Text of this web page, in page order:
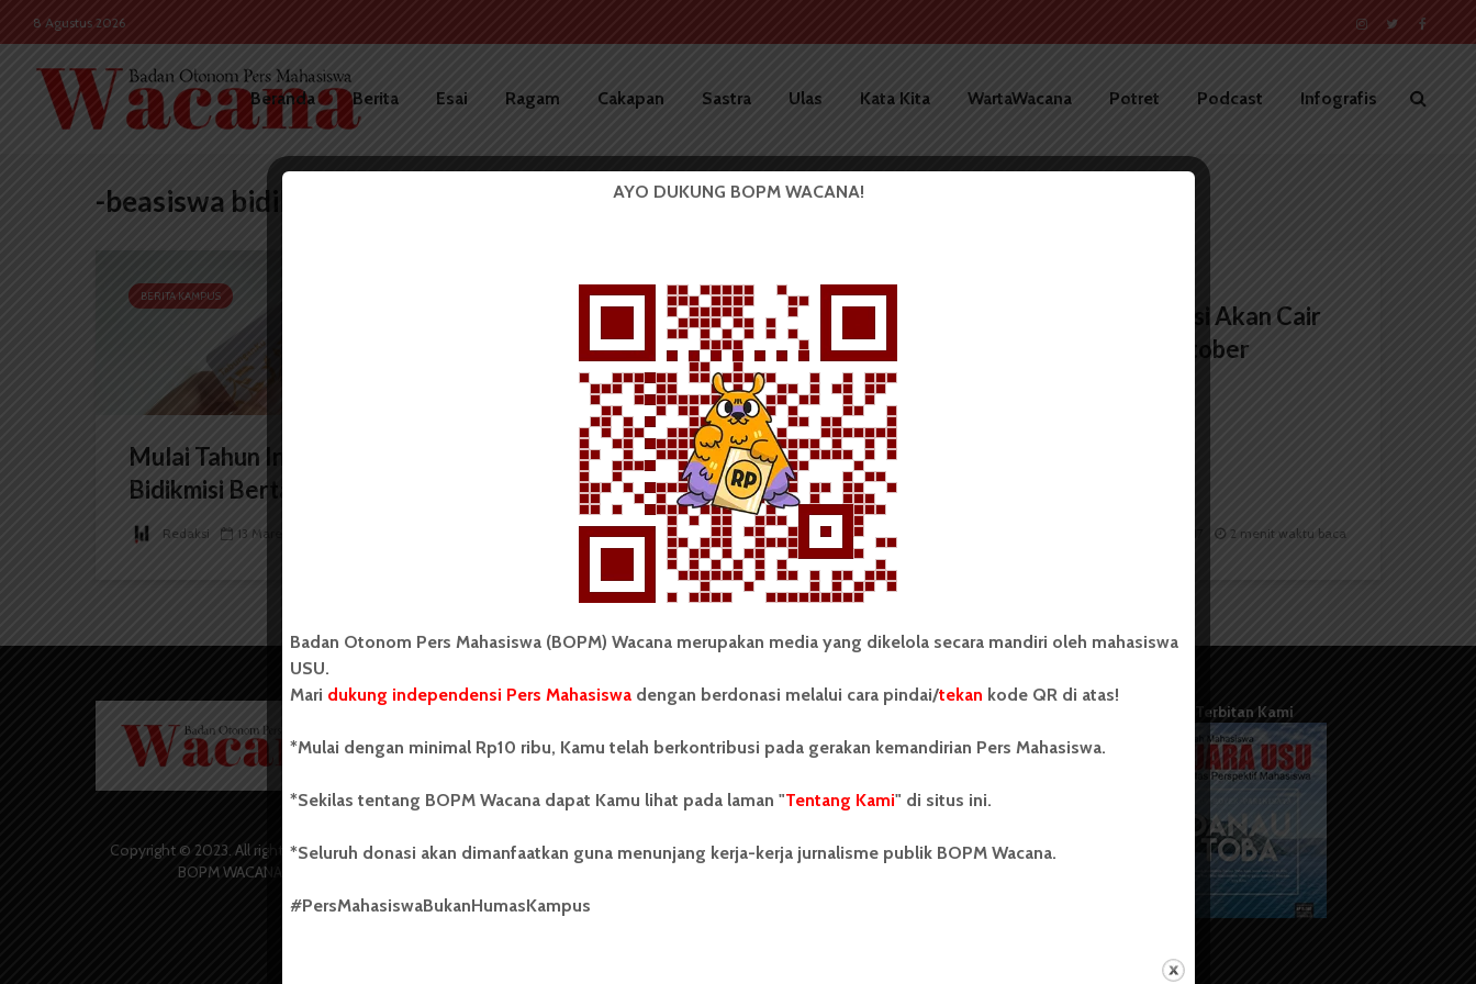
8 Agustus 2026
Beranda Berita Esai Ragam Cakapan Sastra Ulas Kata Kita WartaWacana Potret Podcast Infografis
-beasiswa bidikmisi
BERITA KAMPUS
Mulai Tahun Ini, Dana Beasiswa
Bidikmisi Bertambah
Redaksi 13 Maret 2019
BERITA KAMPUS
Penerima Bidikmisi USU 2017
Wajib Tinggal di Asrama...
Redaksi 14 Januari 2018 2 menit waktu baca
Beasiswa Bidikmisi Akan Cair
Pertengahan Oktober
2 menit waktu baca
Copyright © 2023. All rights reserved
BOPM WACANA.
Badan Otonom Pers Mahasiswa (BOPM)
yang berdiri di luar kampus dan dikelola
Universitas Sumatera Utara (USU).
salah satu Unit Kegiatan Mahasiswa
(UKM) di Universitas Sumatera Utara
USU yang berdiri pada 1 Juli 1995.
Kontribusi
Info Iklan
Pedoman Media Siber
Terbitan Kami
AYO DUKUNG BOPM WACANA!
Badan Otonom Pers Mahasiswa (BOPM) Wacana merupakan media yang dikelola secara mandiri oleh mahasiswa
USU.
Mari dukung independensi Pers Mahasiswadengan berdonasi melalui cara pindai/tekan kode QR di atas!
*Mulai dengan minimal Rp10 ribu, Kamu telah berkontribusi pada gerakan kemandirian Pers Mahasiswa.
*Sekilas tentang BOPM Wacana dapat Kamu lihat pada laman "Tentang Kami" di situs ini.
*Seluruh donasi akan dimanfaatkan guna menunjang kerja-kerja jurnalisme publik BOPM Wacana.
#PersMahasiswaBukanHumasKampus